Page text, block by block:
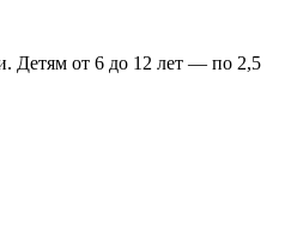
Детям от 6 до 12 лет — по 2,5